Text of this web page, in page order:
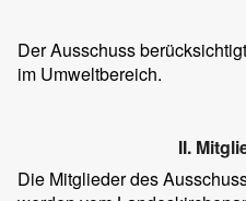
Der Ausschuss
im Umweltbereich.
II.
Die Mitglieder des